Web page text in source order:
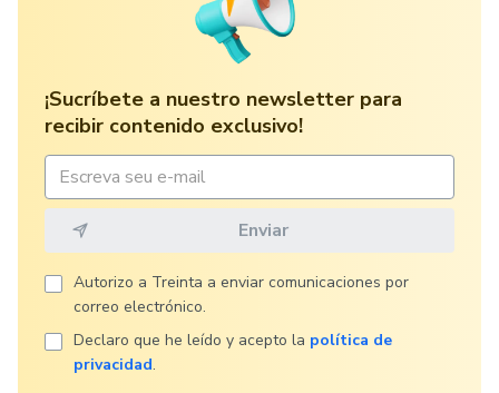
¡Sucríbete a nuestro newsletter para
recibir contenido exclusivo!
Autorizo ​​a Treinta a enviar comunicaciones por
correo electrónico.
Declaro que he leído y acepto la política de
privacidad.